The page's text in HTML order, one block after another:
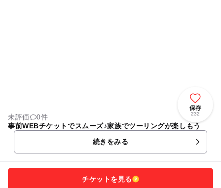
保存
232
未評価
0件
事前WEBチケットでスムーズ♪家族でツーリングが楽しもう
続きをみる
チケットを見る